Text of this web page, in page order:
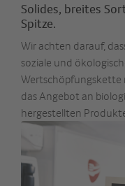
Solides, breites
Spitze.
Wir achten darauf,
soziale und
Wertschöpfungskette
das Angebot an
hergestellten